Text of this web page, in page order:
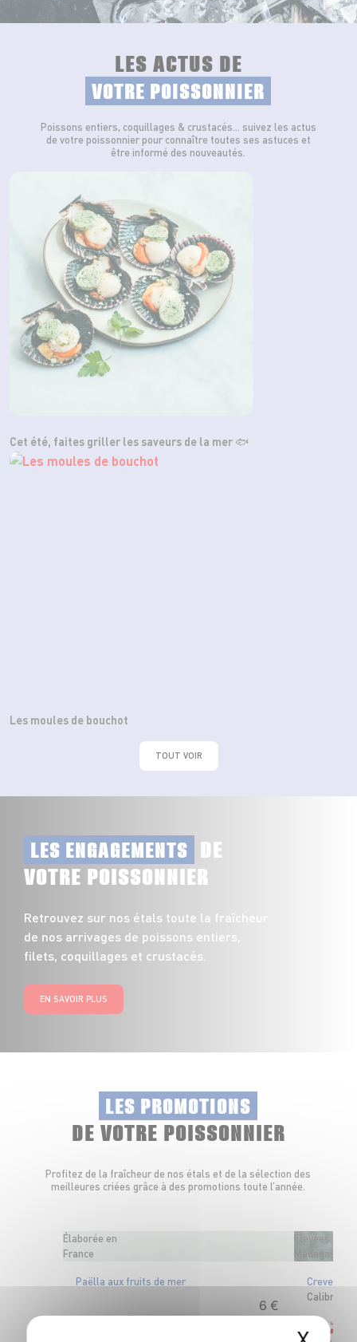
LES ACTUS DE
VOTRE POISSONNIER
Poissons entiers, coquillages & crustacés… suivez les actus
de votre poissonnier pour connaître toutes ses astuces et
être informé des nouveautés.
Cet été, faites griller les saveurs de la mer 🐟
Les moules de bouchot
TOUT VOIR
LES ENGAGEMENTS DE
VOTRE POISSONNIER
Retrouvez sur nos étals toute la fraîcheur
de nos arrivages de poissons entiers,
filets, coquillages et crustacés.
EN SAVOIR PLUS
LES PROMOTIONS
DE VOTRE POISSONNIER
Profitez de la fraîcheur de nos étals et de la sélection des
meilleures criées grâce à des promotions toute l’année.
Élaborée en
France
Paëlla aux fruits de mer
6 €
Élevées à
Madagascar
Crevettes
Calibre